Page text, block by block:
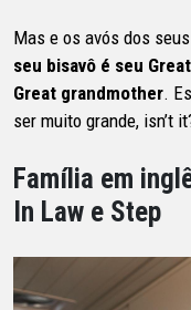
Mas e os avós dos
seu bisavô é seu
Great grandmother.
ser muito grande, isn’t
Família em
In Law e Step